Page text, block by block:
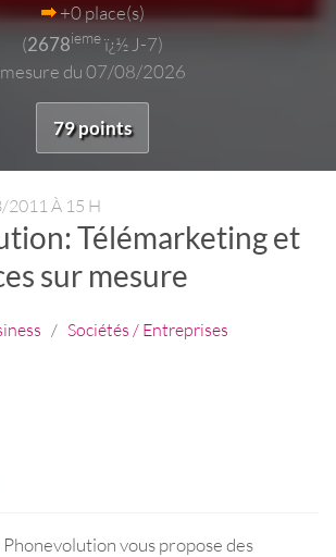
+0 place(s)
(2678iemeï¿½ J-7)
mesure du 07/08/2026
79 points
2011 À 15 H
Télémarketing et
sur mesure
/ Sociétés / Entreprises
vous propose des